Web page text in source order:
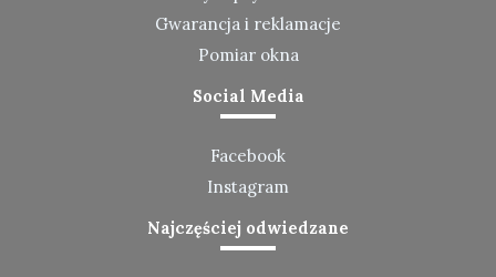
Gwarancja i reklamacje
Pomiar okna
Social Media
Facebook
Instagram
Najczęściej odwiedzane